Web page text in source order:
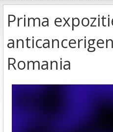
Prima
Romania